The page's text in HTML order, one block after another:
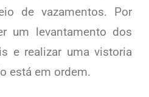
de vazamentos. Por
um levantamento dos
e realizar uma vistoria
está em ordem.